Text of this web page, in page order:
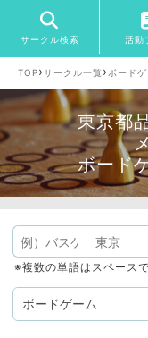
サークル検索 活動
TOP›サークル一覧 › ボードゲ
東京都
ボード
※複数の単語はスペース